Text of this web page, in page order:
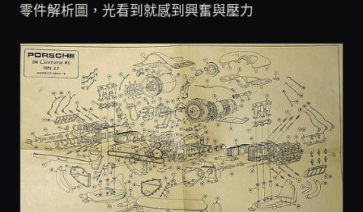
零件解析圖，光看到就感到興奮與壓力